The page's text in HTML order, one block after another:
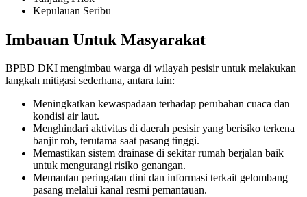
Kepulauan Seribu
Imbauan Untuk Masyarakat
BPBD DKI mengimbau warga di wilayah pesisir untuk melakukan
langkah mitigasi sederhana, antara lain:
Meningkatkan kewaspadaan terhadap perubahan cuaca dan
kondisi air laut.
Menghindari aktivitas di daerah pesisir yang berisiko terkena
banjir rob, terutama saat pasang tinggi.
Memastikan sistem drainase di sekitar rumah berjalan baik
untuk mengurangi risiko genangan.
Memantau peringatan dini dan informasi terkait gelombang
pasang melalui kanal resmi pemantauan.